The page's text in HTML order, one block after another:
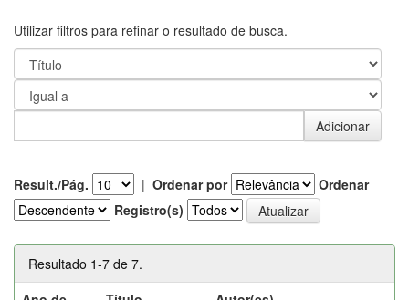
Utilizar filtros para refinar o resultado de busca.
Result./Pág. | Ordenar por
Ordenar
Registro(s)
Resultado 1-7 de 7.